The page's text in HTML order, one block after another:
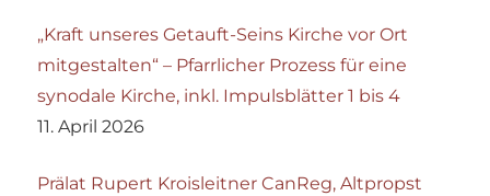
„Kraft unseres Getauft-Seins Kirche vor Ort
mitgestalten“ – Pfarrlicher Prozess für eine
synodale Kirche, inkl. Impulsblätter 1 bis 4
11. April 2026
Prälat Rupert Kroisleitner CanReg, Altpropst